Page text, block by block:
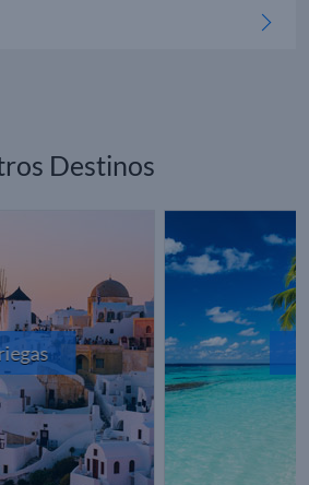
Destinos